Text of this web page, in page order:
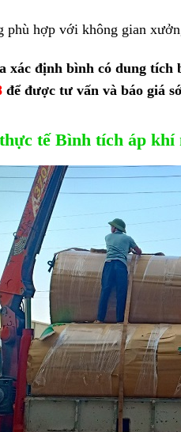
phù hợp với không gian
xác định bình có dung
để được tư vấn và báo giá
tế Bình tích áp khí